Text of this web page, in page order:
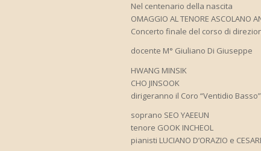
Nel centenario della nascita
OMAGGIO AL TENORE ASCOLANO
Concerto finale del corso di
docente M° Giuliano Di Giuseppe
HWANG MINSIK
CHO JINSOOK
dirigeranno il Coro “Ventidio Basso”
soprano SEO YAEEUN
tenore GOOK INCHEOL
pianisti LUCIANO D’ORAZIO e